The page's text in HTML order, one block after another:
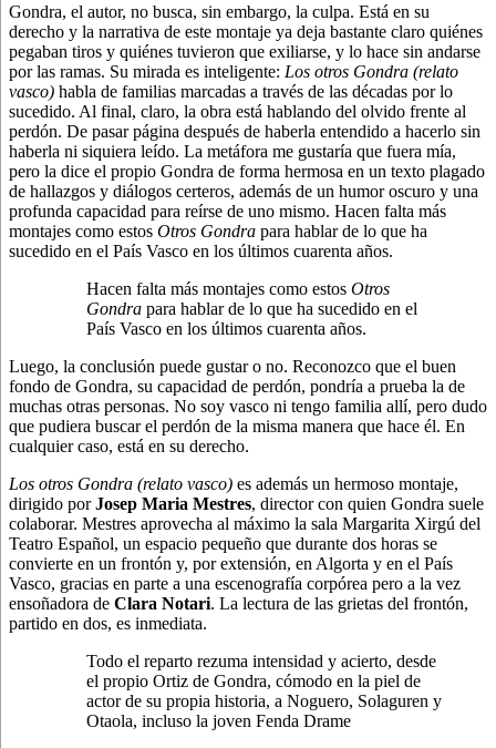
Gondra, el autor, no busca, sin embargo, la culpa. Está en su
derecho y la narrativa de este montaje ya deja bastante claro quiénes
pegaban tiros y quiénes tuvieron que exiliarse, y lo hace sin andarse
por las ramas. Su mirada es inteligente: Los otros Gondra (relato
vasco) habla de familias marcadas a través de las décadas por lo
sucedido. Al final, claro, la obra está hablando del olvido frente al
perdón. De pasar página después de haberla entendido a hacerlo sin
haberla ni siquiera leído. La metáfora me gustaría que fuera mía,
pero la dice el propio Gondra de forma hermosa en un texto plagado
de hallazgos y diálogos certeros, además de un humor oscuro y una
profunda capacidad para reírse de uno mismo. Hacen falta más
montajes como estos Otros Gondra para hablar de lo que ha
sucedido en el País Vasco en los últimos cuarenta años.
Hacen falta más montajes como estos Otros
Gondra para hablar de lo que ha sucedido en el
País Vasco en los últimos cuarenta años.
Luego, la conclusión puede gustar o no. Reconozco que el buen
fondo de Gondra, su capacidad de perdón, pondría a prueba la de
muchas otras personas. No soy vasco ni tengo familia allí, pero dudo
que pudiera buscar el perdón de la misma manera que hace él. En
cualquier caso, está en su derecho.
Los otros Gondra (relato vasco) es además un hermoso montaje,
dirigido porJosep Maria Mestres, director con quien Gondra suele
colaborar. Mestres aprovecha al máximo la sala Margarita Xirgú del
Teatro Español, un espacio pequeño que durante dos horas se
convierte en un frontón y, por extensión, en Algorta y en el País
Vasco, gracias en parte a una escenografía corpórea pero a la vez
ensoñadora de Clara Notari. La lectura de las grietas del frontón,
partido en dos, es inmediata.
Todo el reparto rezuma intensidad y acierto, desde
el propio Ortiz de Gondra, cómodo en la piel de
actor de su propia historia, a Noguero, Solaguren y
Otaola, incluso la joven Fenda Drame